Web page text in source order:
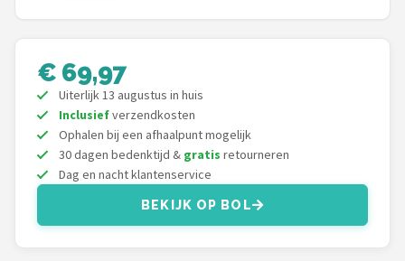
Braun
Bardi
Bartscher
KitchenBrothers
€ 69,97
Uiterlijk 13 augustus in huis
Inclusiefverzendkosten
Ophalen bij een afhaalpunt mogelijk
30 dagen bedenktijd & gratis retourneren
Dag en nacht klantenservice
BEKIJK OP BOL